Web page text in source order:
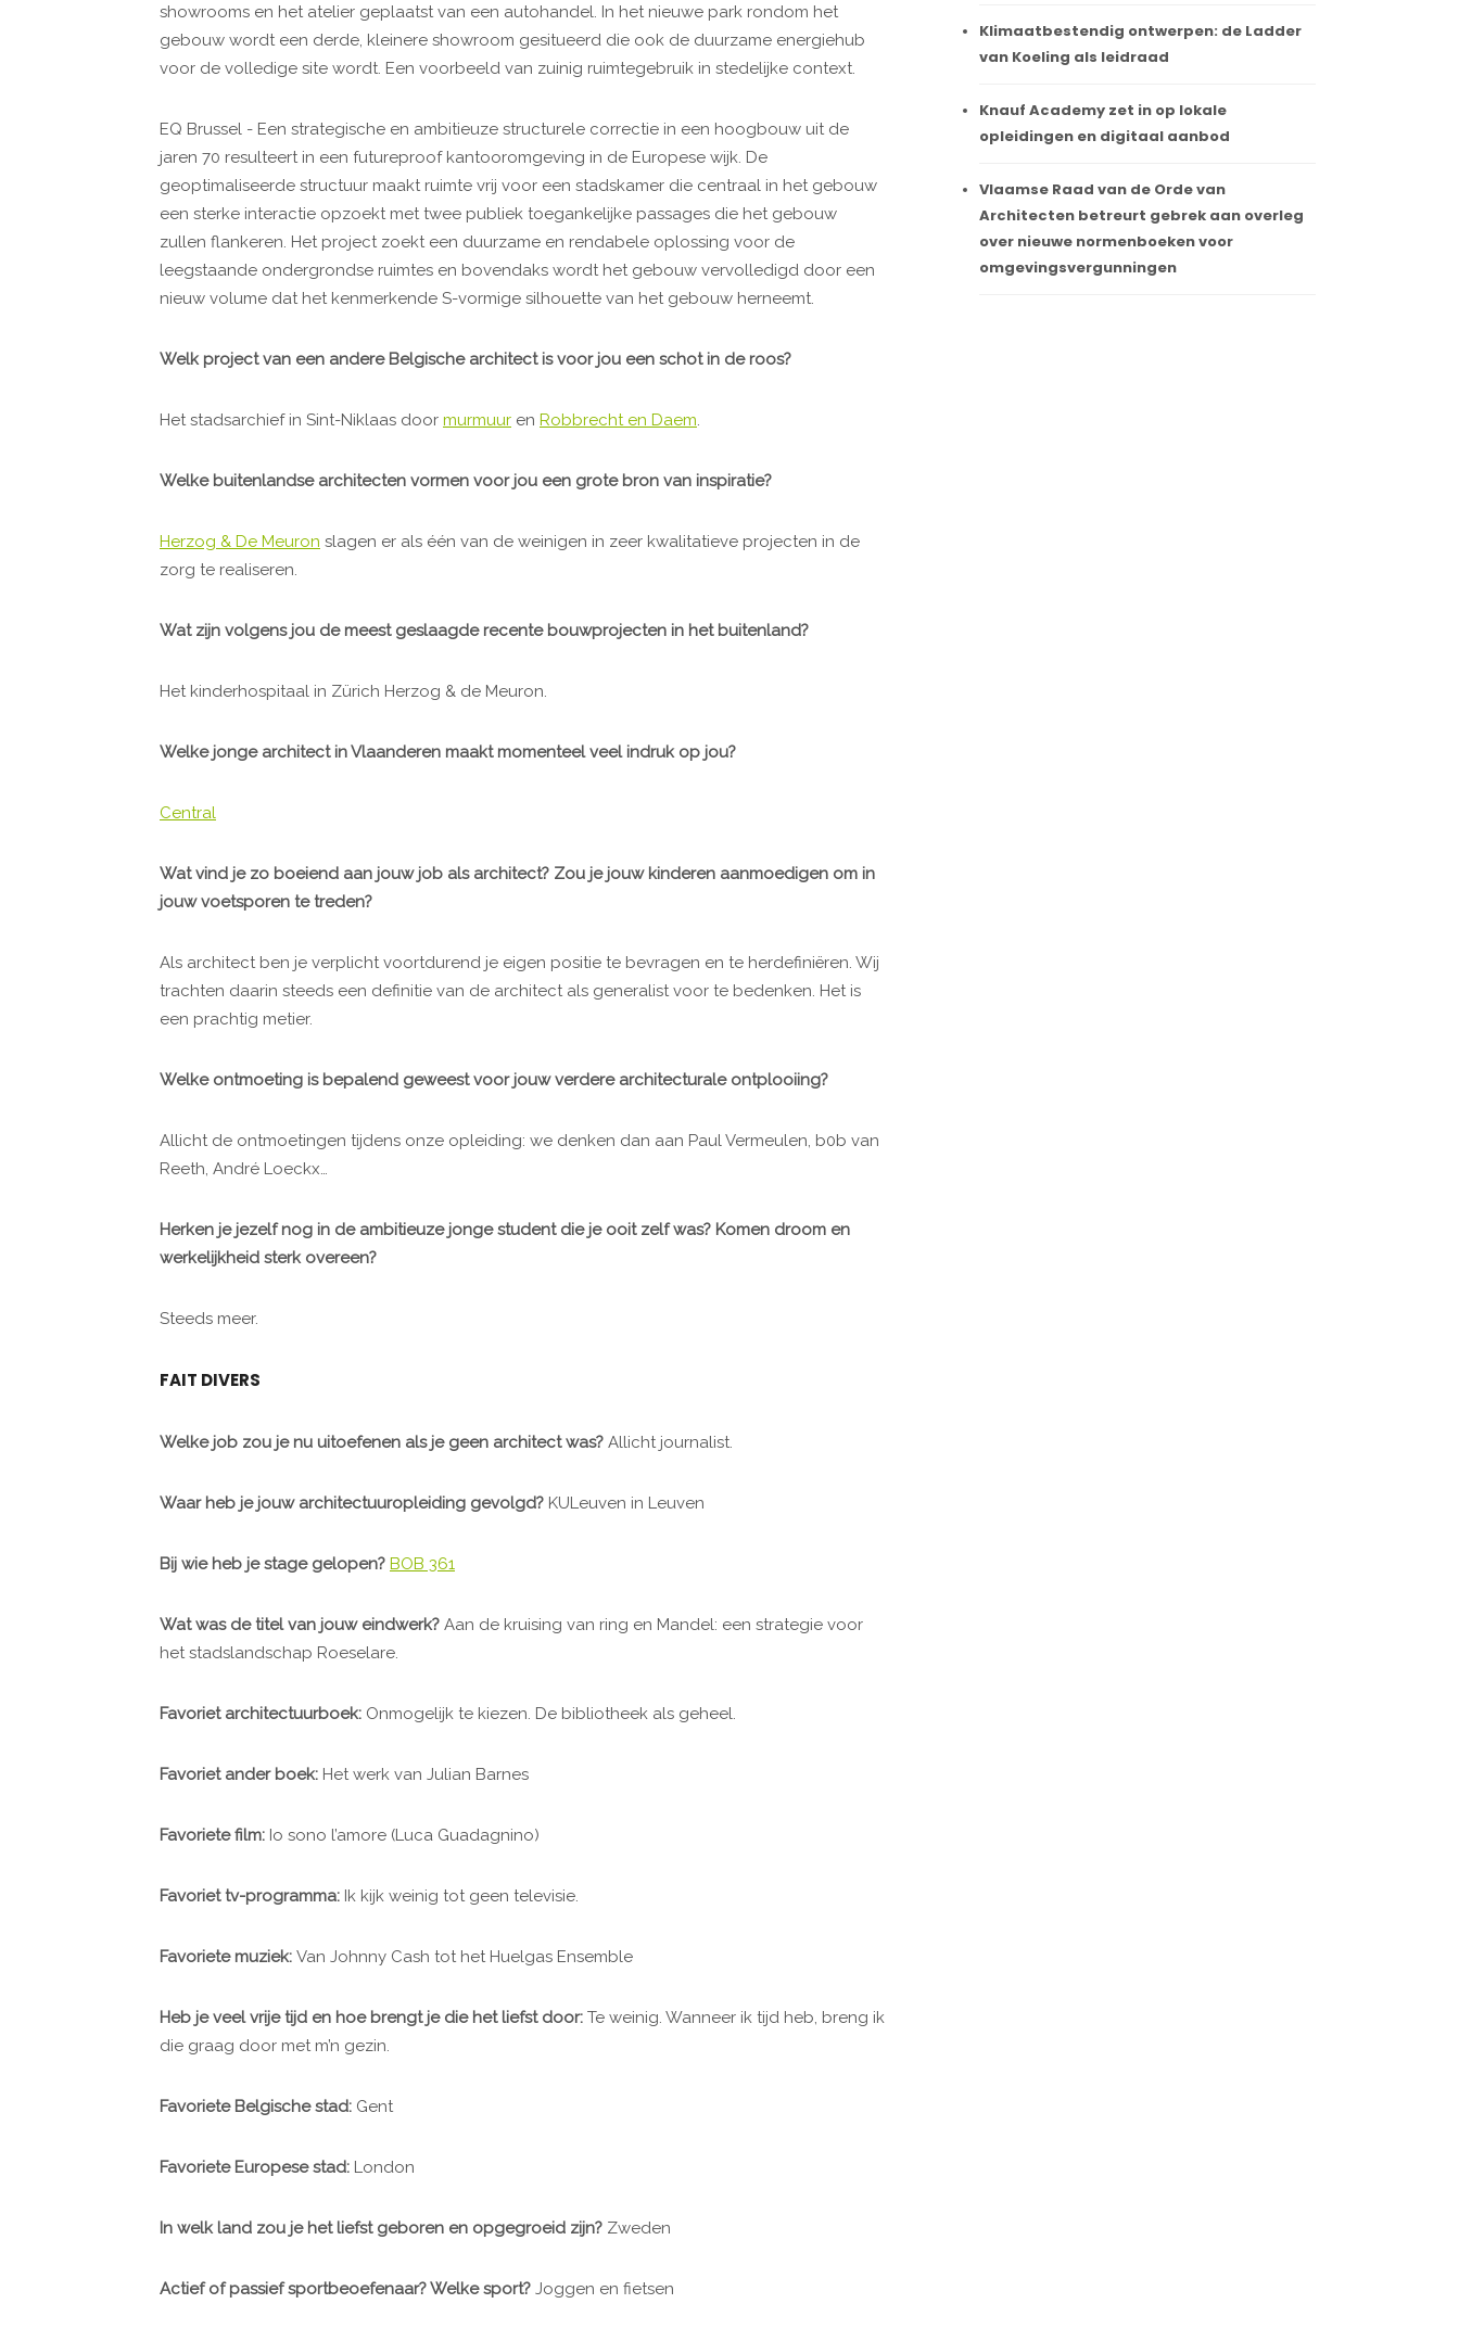
showrooms en het atelier geplaatst van een autohandel. In het nieuwe park rondom het
gebouw wordt een derde, kleinere showroom gesitueerd die ook de duurzame energiehub
voor de volledige site wordt. Een voorbeeld van zuinig ruimtegebruik in stedelijke context.
EQ Brussel - Een strategische en ambitieuze structurele correctie in een hoogbouw uit de
jaren 70 resulteert in een futureproof kantooromgeving in de Europese wijk. De
geoptimaliseerde structuur maakt ruimte vrij voor een stadskamer die centraal in het gebouw
een sterke interactie opzoekt met twee publiek toegankelijke passages die het gebouw
zullen flankeren. Het project zoekt een duurzame en rendabele oplossing voor de
leegstaande ondergrondse ruimtes en bovendaks wordt het gebouw vervolledigd door een
nieuw volume dat het kenmerkende S-vormige silhouette van het gebouw herneemt.
Welk project van een andere Belgische architect is voor jou een schot in de roos?
Het stadsarchief in Sint-Niklaas door murmuur en Robbrecht en Daem.
Welke buitenlandse architecten vormen voor jou een grote bron van inspiratie?
Herzog & De Meuron slagen er als één van de weinigen in zeer kwalitatieve projecten in de
zorg te realiseren.
Wat zijn volgens jou de meest geslaagde recente bouwprojecten in het buitenland?
Het kinderhospitaal in Zürich Herzog & de Meuron.
Welke jonge architect in Vlaanderen maakt momenteel veel indruk op jou?
Central
Wat vind je zo boeiend aan jouw job als architect? Zou je jouw kinderen aanmoedigen om in
jouw voetsporen te treden?
Als architect ben je verplicht voortdurend je eigen positie te bevragen en te herdefiniëren. Wij
trachten daarin steeds een definitie van de architect als generalist voor te bedenken. Het is
een prachtig metier.
Welke ontmoeting is bepalend geweest voor jouw verdere architecturale ontplooiing?
Allicht de ontmoetingen tijdens onze opleiding: we denken dan aan Paul Vermeulen, b0b van
Reeth, André Loeckx…
Herken je jezelf nog in de ambitieuze jonge student die je ooit zelf was? Komen droom en
werkelijkheid sterk overeen?
Steeds meer.
FAIT DIVERS
Welke job zou je nu uitoefenen als je geen architect was? Allicht journalist.
Waar heb je jouw architectuuropleiding gevolgd? KULeuven in Leuven
Bij wie heb je stage gelopen? BOB 361
Wat was de titel van jouw eindwerk? Aan de kruising van ring en Mandel: een strategie voor
het stadslandschap Roeselare.
Favoriet architectuurboek: Onmogelijk te kiezen. De bibliotheek als geheel.
Favoriet ander boek: Het werk van Julian Barnes
Favoriete film: Io sono l’amore (Luca Guadagnino)
Favoriet tv-programma: Ik kijk weinig tot geen televisie.
Favoriete muziek: Van Johnny Cash tot het Huelgas Ensemble
Heb je veel vrije tijd en hoe brengt je die het liefst door: Te weinig. Wanneer ik tijd heb, breng ik
die graag door met m’n gezin.
Favoriete Belgische stad: Gent
Favoriete Europese stad: London
In welk land zou je het liefst geboren en opgegroeid zijn? Zweden
Actief of passief sportbeoefenaar? Welke sport? Joggen en fietsen
Klimaatbestendig ontwerpen: de Ladder
van Koeling als leidraad
Knauf Academy zet in op lokale
opleidingen en digitaal aanbod
Vlaamse Raad van de Orde van
Architecten betreurt gebrek aan overleg
over nieuwe normenboeken voor
omgevingsvergunningen